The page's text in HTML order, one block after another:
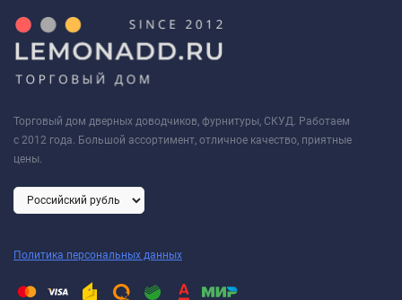
Торговый дом дверных доводчиков, фурнитуры, СКУД. Работаем
с 2012 года. Большой ассортимент, отличное качество, приятные
цены.
Политика персональных данных